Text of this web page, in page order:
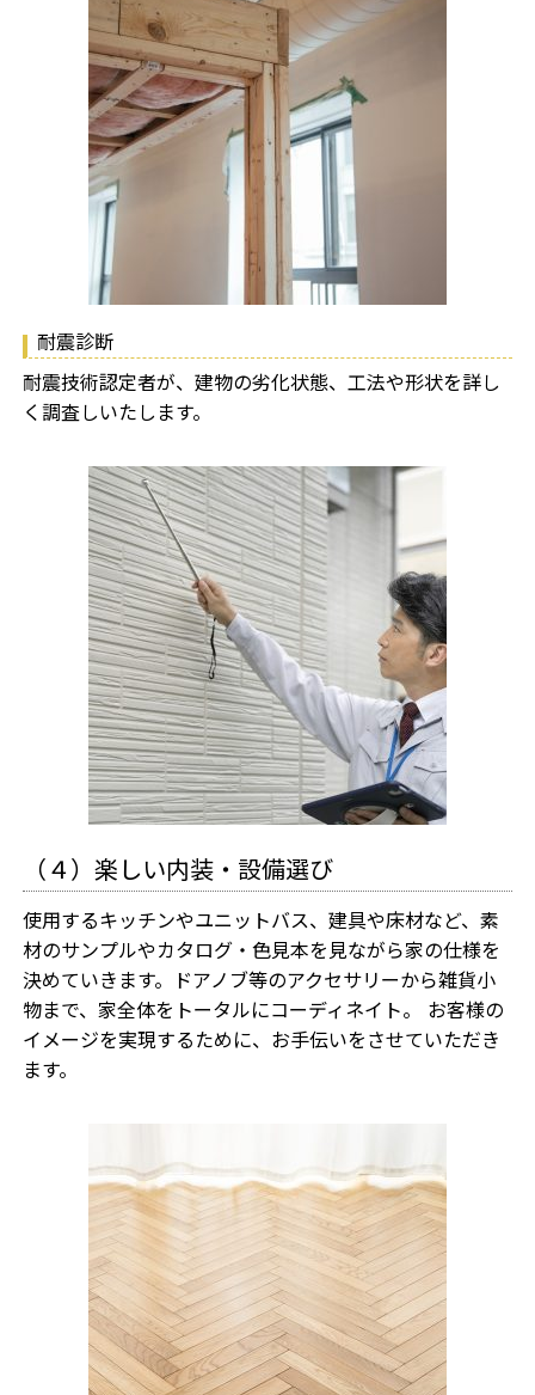
耐震診断
耐震技術認定者が、建物の劣化状態、工法や形状を詳し
く調査しいたします。
（４）楽しい内装・設備選び
使用するキッチンやユニットバス、建具や床材など、素
材のサンプルやカタログ・色見本を見ながら家の仕様を
決めていきます。ドアノブ等のアクセサリーから雑貨小
物まで、家全体をトータルにコーディネイト。 お客様の
イメージを実現するために、お手伝いをさせていただき
ます。